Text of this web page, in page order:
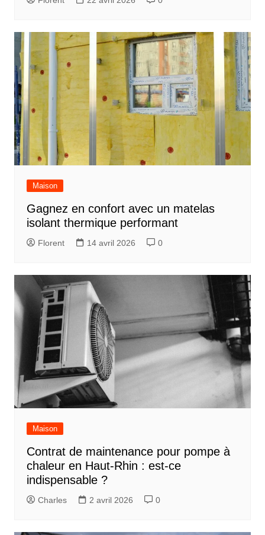
Maison
Gagnez en confort avec un matelas
isolant thermique performant
Florent 14 avril 2026 0
Maison
Contrat de maintenance pour pompe à
chaleur en Haut-Rhin : est-ce
indispensable ?
Charles 2 avril 2026 0